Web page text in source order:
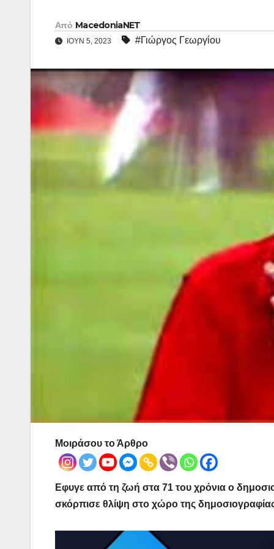
Από MacedoniaNET
ΙΟΎΝ 5, 2023 #Γιώργος Γεωργίου
Μοιράσου το Άρθρο
Εφυγε από τη ζωή στα 71 του χρόνια ο
σκόρπισε θλίψη στο χώρο της